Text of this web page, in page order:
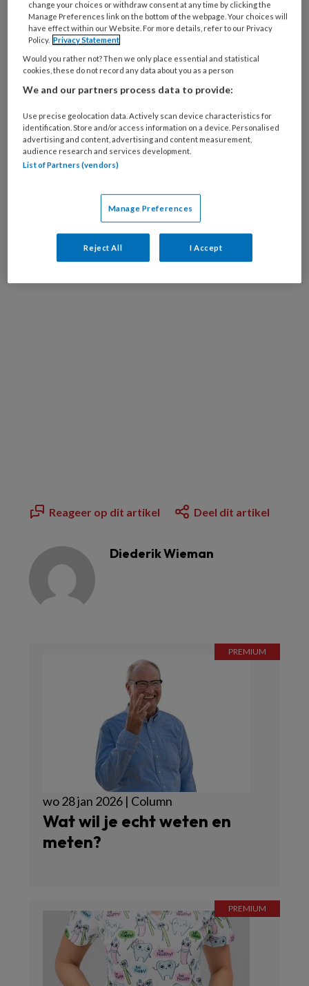
Foto: Pexels
Livia is mondhygiëniste angstbegeleiding en
afdelingshoofd preventie bij de Stichting
Bijzondere Tandheelkunde in Amsterdam.
Daarnaast heeft zij als danseres inmiddels de
samba ingeruild voor de flamenco. De
befaamde Spaanse dans waarin zij veel van
haar kracht kwijt kan.
Reageer op dit artikel Deel dit artikel
Diederik Wieman
wo 28 jan 2026 | Column
Wat wil je echt weten en
meten?
change your choices or withdraw consent at any time by clicking the
Manage Preferences link on the bottom of the webpage. Your choices will
have effect within our Website. For more details, refer to our Privacy
Policy. Privacy Statement
Would you rather not? Then we only place essential and statistical
cookies, these do not record any data about you as a person
We and our partners process data to provide:
Use precise geolocation data. Actively scan device characteristics for
identification. Store and/or access information on a device. Personalised
advertising and content, advertising and content measurement,
audience research and services development.
List of Partners (vendors)
Manage Preferences
Reject All I Accept